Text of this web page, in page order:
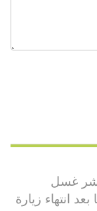
غسل
انتهاء زيارة